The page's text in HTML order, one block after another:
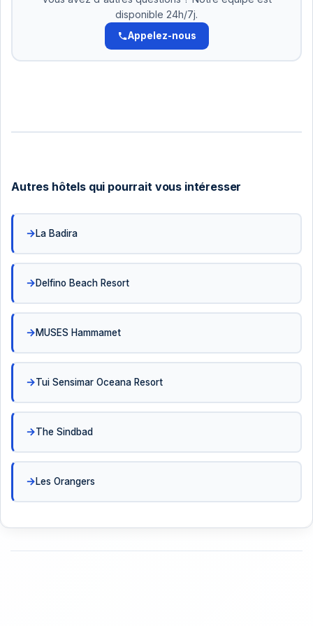
disponible 24h/7j.
Appelez-nous
Autres hôtels qui pourrait vous intéresser
La Badira
Delfino Beach Resort
MUSES Hammamet
Tui Sensimar Oceana Resort
The Sindbad
Les Orangers